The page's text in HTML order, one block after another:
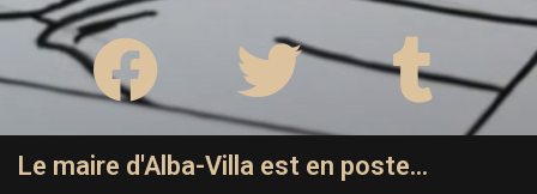
Le maire d'Alba-Villa est en poste...